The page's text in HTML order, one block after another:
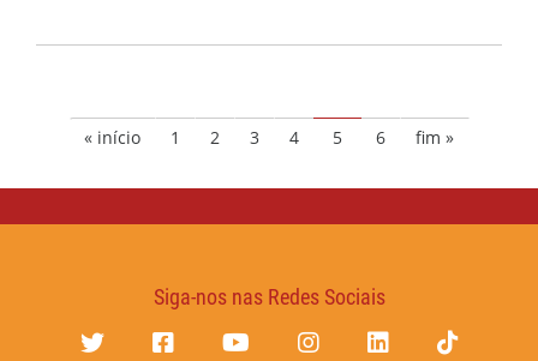
« início 1 2 3 4 5 6 fim »
Siga-nos nas Redes Sociais